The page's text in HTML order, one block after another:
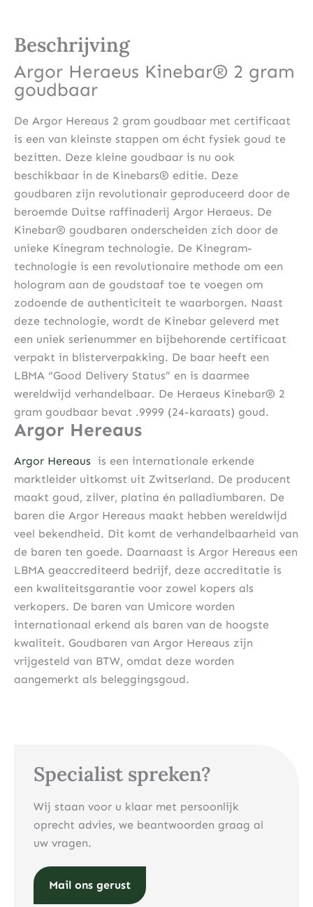
Specialist spreken?
Wij staan voor u klaar met persoonlijk
oprecht advies, we beantwoorden graag al
uw vragen.
Mail ons gerust
Beschrijving
Argor Heraeus Kinebar® 2 gram
goudbaar
De Argor Hereaus 2 gram goudbaar met certificaat
is een van kleinste stappen om écht fysiek goud te
bezitten. Deze kleine goudbaar is nu ook
beschikbaar in de Kinebars® editie. Deze
goudbaren zijn revolutionair geproduceerd door de
beroemde Duitse raffinaderij Argor Heraeus. De
Kinebar® goudbaren onderscheiden zich door de
unieke Kinegram technologie. De Kinegram-
technologie is een revolutionaire methode om een ​​
hologram aan de goudstaaf toe te voegen om
zodoende de authenticiteit te waarborgen. Naast
deze technologie, wordt de Kinebar geleverd met
een uniek serienummer en bijbehorende certificaat
verpakt in blisterverpakking. De baar heeft een
LBMA “Good Delivery Status” en is daarmee
wereldwijd verhandelbaar. De Heraeus Kinebar® 2
gram goudbaar bevat .9999 (24-karaats) goud.
Argor Hereaus
Argor Hereaus is een internationale erkende
marktleider uitkomst uit Zwitserland. De producent
maakt goud, zilver, platina én palladiumbaren. De
baren die Argor Hereaus maakt hebben wereldwijd
veel bekendheid. Dit komt de verhandelbaarheid van
de baren ten goede. Daarnaast is Argor Hereaus een
LBMA geaccrediteerd bedrijf, deze accreditatie is
een kwaliteitsgarantie voor zowel kopers als
verkopers. De baren van Umicore worden
internationaal erkend als baren van de hoogste
kwaliteit. Goudbaren van Argor Hereaus zijn
vrijgesteld van BTW, omdat deze worden
aangemerkt als beleggingsgoud.